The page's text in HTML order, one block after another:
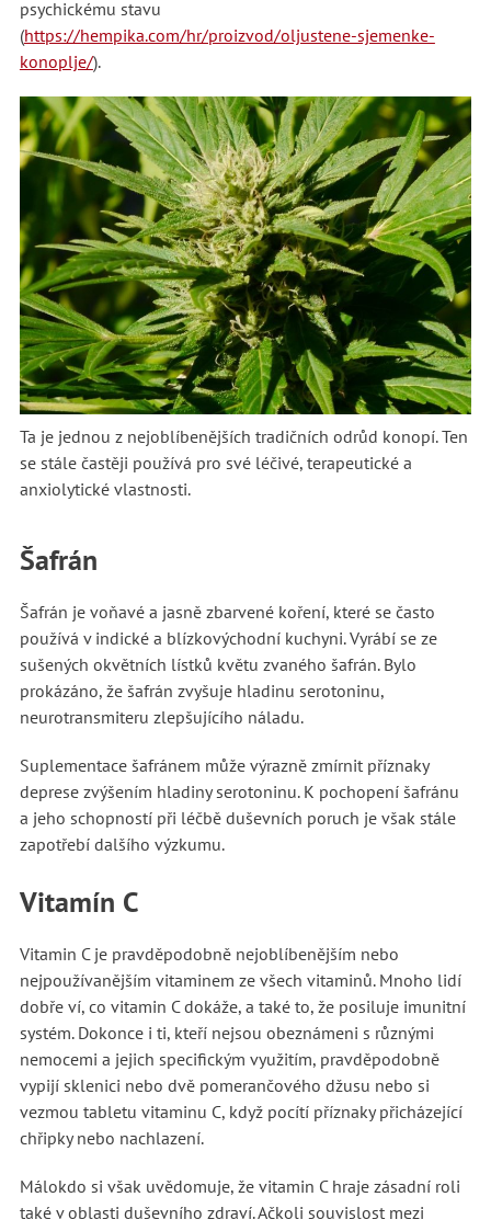
psychickému stavu
(https://hempika.com/hr/proizvod/oljustene-sjemenke-
konoplje/).
Ta je jednou z nejoblíbenějších tradičních odrůd konopí. Ten
se stále častěji používá pro své léčivé, terapeutické a
anxiolytické vlastnosti.
Šafrán
Šafrán je voňavé a jasně zbarvené koření, které se často
používá v indické a blízkovýchodní kuchyni. Vyrábí se ze
sušených okvětních lístků květu zvaného šafrán. Bylo
prokázáno, že šafrán zvyšuje hladinu serotoninu,
neurotransmiteru zlepšujícího náladu.
Suplementace šafránem může výrazně zmírnit příznaky
deprese zvýšením hladiny serotoninu. K pochopení šafránu
a jeho schopností při léčbě duševních poruch je však stále
zapotřebí dalšího výzkumu.
Vitamín C
Vitamin C je pravděpodobně nejoblíbenějším nebo
nejpoužívanějším vitaminem ze všech vitaminů. Mnoho lidí
dobře ví, co vitamin C dokáže, a také to, že posiluje imunitní
systém. Dokonce i ti, kteří nejsou obeznámeni s různými
nemocemi a jejich specifickým využitím, pravděpodobně
vypijí sklenici nebo dvě pomerančového džusu nebo si
vezmou tabletu vitaminu C, když pocítí příznaky přicházející
chřipky nebo nachlazení.
Málokdo si však uvědomuje, že vitamin C hraje zásadní roli
také v oblasti duševního zdraví. Ačkoli souvislost mezi